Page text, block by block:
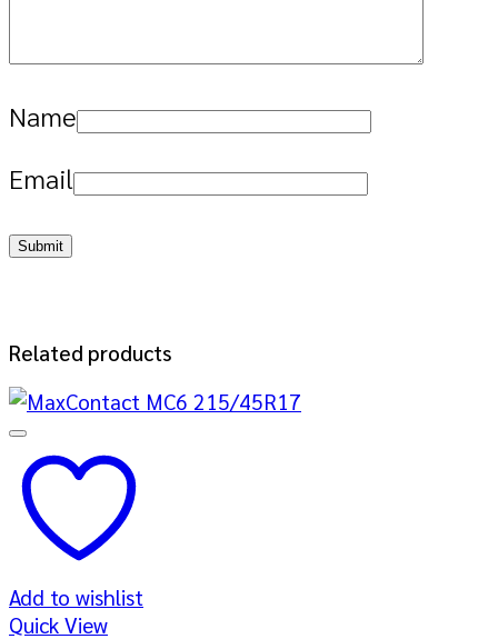
Name
Email
Related products
Add to wishlist
Quick View